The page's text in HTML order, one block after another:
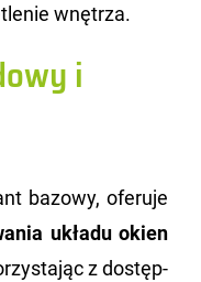
wnętrza.
i
ba­zo­wy, ofe­ru­je
ukła­du okien
z do­stęp­